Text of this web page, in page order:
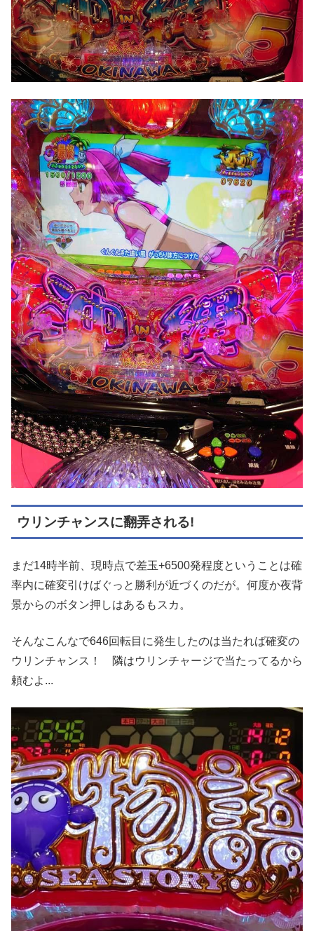
ウリンチャンスに翻弄される!
まだ14時半前、現時点で差玉+6500発程度ということは確
率内に確変引けばぐっと勝利が近づくのだが。何度か夜背
景からのボタン押しはあるもスカ。
そんなこんなで646回転目に発生したのは当たれば確変の
ウリンチャンス！ 隣はウリンチャージで当たってるから
頼むよ...